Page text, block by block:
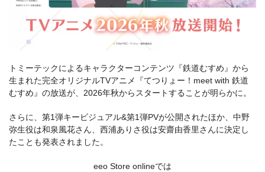
トミーテックによるキャラクターコンテンツ『鉄道むすめ』から
生まれた完全オリジナルTVアニメ『てつりょー！meet with 鉄道
むすめ』の放送が、2026年秋からスタートすることが明らかに。
さらに、第1弾キービジュアル&第1弾PVが公開されたほか、中野
弥生役は和泉風花さん、西浦ありさ役は安齋由香里さんに決定し
たことも発表されました。
eeo Store onlineでは